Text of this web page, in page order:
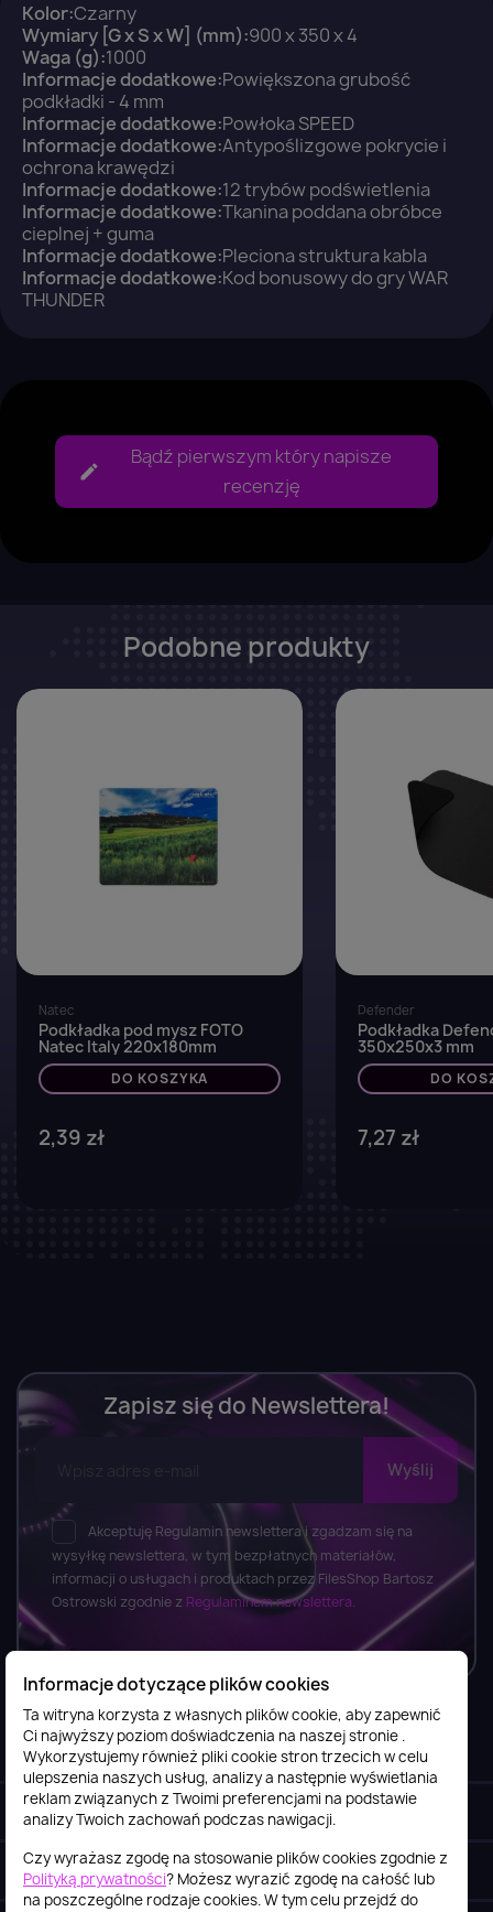
Kolor:Czarny
Wymiary [G x S x W] (mm):900 x 350 x 4
Waga (g):1000
Informacje dodatkowe:Powiększona grubość
podkładki - 4 mm
Informacje dodatkowe:Powłoka SPEED
Informacje dodatkowe:Antypoślizgowe pokrycie i
ochrona krawędzi
Informacje dodatkowe:12 trybów podświetlenia
Informacje dodatkowe:Tkanina poddana obróbce
cieplnej + guma
Informacje dodatkowe:Pleciona struktura kabla
Informacje dodatkowe:Kod bonusowy do gry WAR
THUNDER
Bądź pierwszym który napisze
recenzję
Podobne produkty
Natec
Podkładka pod mysz FOTO
Natec Italy 220x180mm
DO KOSZYKA
2,39 zł
Defender
Podkładka
350x250x3 mm
DO
7,27 zł
Zapisz się do Newslettera!
Akceptuję Regulamin newslettera i zgadzam się na
wysyłkę newslettera, w tym bezpłatnych materiałów,
informacji o usługach i produktach przez FilesShop Bartosz
Ostrowski zgodnie z Regulaminem newslettera.
Informacje
Obsługa klienta
Szybki kontakt keyboard_arrow_down
Informacje dotyczące plików cookies
Ta witryna korzysta z własnych plików cookie, aby zapewnić
Ci najwyższy poziom doświadczenia na naszej stronie .
Wykorzystujemy również pliki cookie stron trzecich w celu
ulepszenia naszych usług, analizy a następnie wyświetlania
reklam związanych z Twoimi preferencjami na podstawie
analizy Twoich zachowań podczas nawigacji.
Czy wyrażasz zgodę na stosowanie plików cookies zgodnie z
Polityką prywatności? Możesz wyrazić zgodę na całość lub
na poszczególne rodzaje cookies. W tym celu przejdź do
Zaloguj się ×
You need to be logged in to save products in your
wish list.